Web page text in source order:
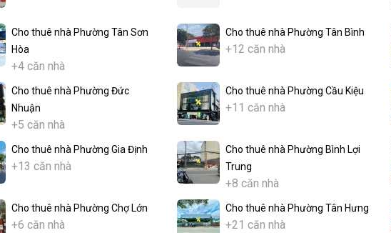
Cho thuê nhà Phường Tân Sơn
Hòa
+4 căn nhà
Cho thuê nhà Phường Tân Bình
+12 căn nhà
Cho thuê nhà Phường Đức
Nhuận
+5 căn nhà
Cho thuê nhà Phường Cầu Kiệu
+11 căn nhà
Cho thuê nhà Phường Gia Định
+13 căn nhà
Cho thuê nhà Phường Bình Lợi
Trung
+8 căn nhà
Cho thuê nhà Phường Chợ Lớn
+6 căn nhà
Cho thuê nhà Phường Tân Hưng
+21 căn nhà